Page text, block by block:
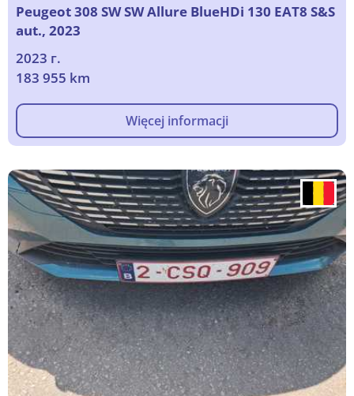
Peugeot 308 SW SW Allure BlueHDi 130 EAT8 S&S
aut., 2023
2023 г.
183 955 km
Więcej informacji